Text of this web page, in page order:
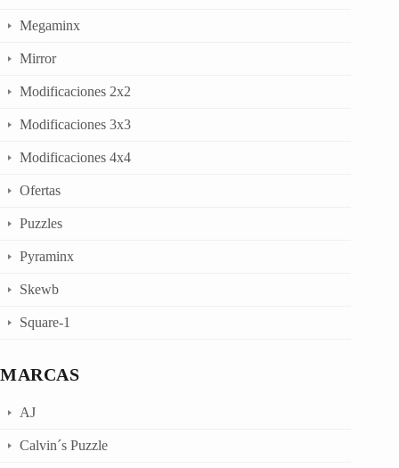
Megaminx
Mirror
Modificaciones 2x2
Modificaciones 3x3
Modificaciones 4x4
Ofertas
Puzzles
Pyraminx
Skewb
Square-1
MARCAS
AJ
Calvin´s Puzzle